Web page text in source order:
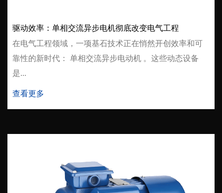
驱动效率：单相交流异步电机彻底改变电气工程
在电气工程领域，一项基石技术正在悄然开创效率和可
靠性的新时代： 单相交流异步电动机 。这些动态设备
是...
查看更多